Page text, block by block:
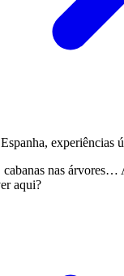
experiências
nas árvores…
aqui?